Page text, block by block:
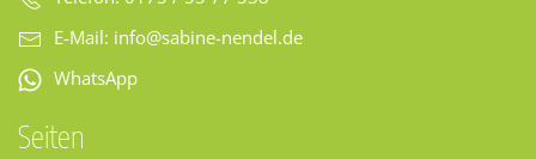
E-Mail: info@sabine-nendel.de
WhatsApp
Seiten